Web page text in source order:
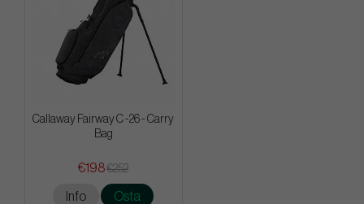
Callaway Fairway C -26 - Carry
Bag
€198€252
Info Osta